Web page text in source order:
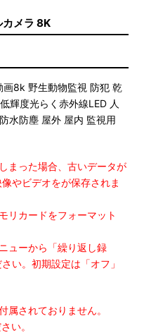
メラ 8K
8k 野生動物監視 防犯 乾
輝度光らく赤外線LED 人
水防塵 屋外 屋内 監視用
まった場合、古いデータが
やビデオをが保存されま
リカードをフォーマット
ューから「繰り返し録
い。初期設定は「オフ」
属されておりません。
い。